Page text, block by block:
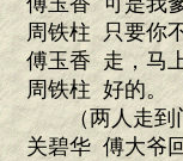
周铁柱 只要你
傅玉香 走，马
周铁柱 好的。
（两人走到门
关碧华 傅大爷